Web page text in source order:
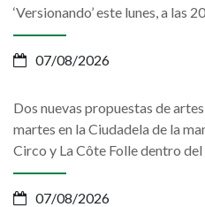
‘Versionando’ este lunes, a las
07/08/2026
Dos nuevas propuestas de
martes en la Ciudadela de la
Circo y La Côte Folle dentro
07/08/2026